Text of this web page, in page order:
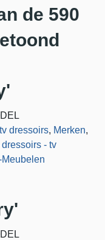
de 590
dressoirs, Merken,
- tv